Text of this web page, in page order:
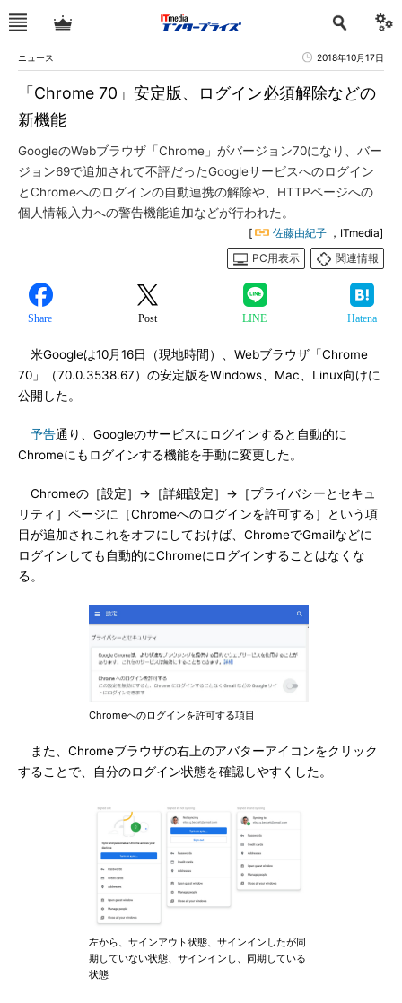
ニュース 2018年10月17日
「Chrome 70」安定版、ログイン必須解除などの
新機能
GoogleのWebブラウザ「Chrome」がバージョン70になり、バー
ジョン69で追加されて不評だったGoogleサービスへのログイン
とChromeへのログインの自動連携の解除や、HTTPページへの
個人情報入力への警告機能追加などが行われた。
[ 佐藤由紀子 ，ITmedia]
PC用表示
関連情報
Share Post LINE Hatena
米Googleは10月16日（現地時間）、Webブラウザ「Chrome
70」（70.0.3538.67）の安定版をWindows、Mac、Linux向けに
公開した。
予告通り、Googleのサービスにログインすると自動的に
Chromeにもログインする機能を手動に変更した。
Chromeの［設定］→［詳細設定］→［プライバシーとセキュ
リティ］ページに［Chromeへのログインを許可する］という項
目が追加されこれをオフにしておけば、ChromeでGmailなどに
ログインしても自動的にChromeにログインすることはなくな
る。
Chromeへのログインを許可する項目
また、Chromeブラウザの右上のアバターアイコンをクリック
することで、自分のログイン状態を確認しやすくした。
左から、サインアウト状態、サインインしたが同
期していない状態、サインインし、同期している
状態